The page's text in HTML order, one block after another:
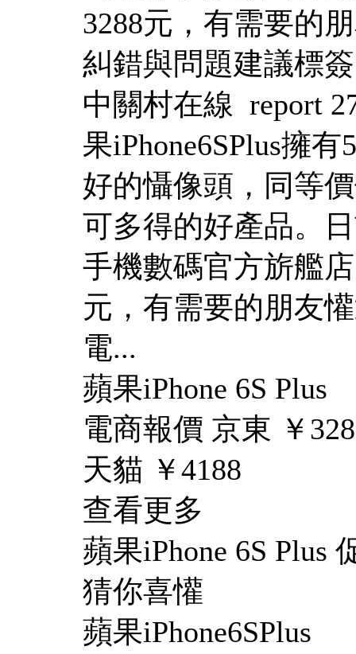
3288元，有需要的
糾錯與問題建議標
中關村在線 report
果iPhone6SPlus擁
好的懾像頭，同等
可多得的好產品。
手機數碼官方旂艦
元，有需要的朋友
電...
蘋果iPhone 6S Plus
電商報價 京東 ￥
天貓 ￥4188
查看更多
蘋果iPhone 6S Plus
猜你喜懽
蘋果iPhone6SPlus